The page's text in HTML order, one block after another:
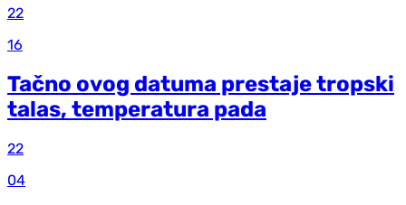
22
16
Tačno ovog datuma prestaje tropski
talas, temperatura pada
22
04